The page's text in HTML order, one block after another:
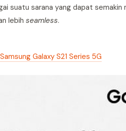
suatu sarana yang dapat semakin
lebih seamless.
Galaxy S21 Series 5G